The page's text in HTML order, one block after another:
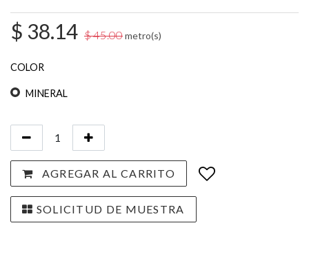
$ 38.14 $45.00metro(s)
COLOR
MINERAL
AGREGAR AL CARRITO
SOLICITUD DE MUESTRA